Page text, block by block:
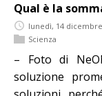
Qual è la
lunedì, 14
Scienza
– Foto di
soluzione